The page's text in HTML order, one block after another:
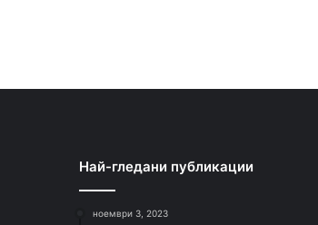
Най-гледани публикации
ноември 3, 2023